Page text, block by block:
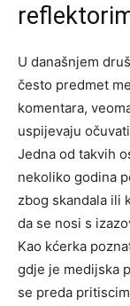
U današnjem
često predmet
komentara,
uspijevaju
Jedna od takvih
nekoliko godina
zbog skandala ili
da se nosi s
Kao kćerka
gdje je medijska
se preda